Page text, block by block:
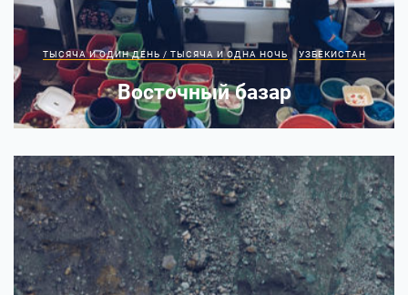
ТЫСЯЧА И ОДИН ДЕНЬ / ТЫСЯЧА И ОДНА НОЧЬ УЗБЕКИСТАН
Восточный базар